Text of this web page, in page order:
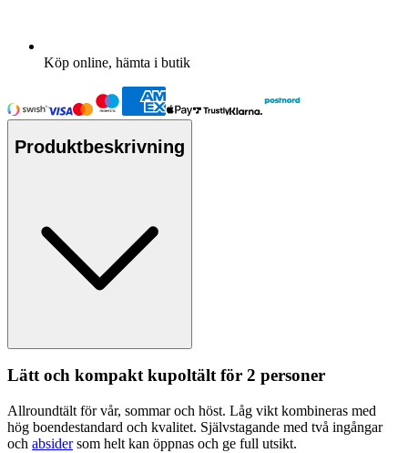
Köp online, hämta i butik
Produktbeskrivning
Lätt och kompakt kupoltält för 2 personer
Allroundtält för vår, sommar och höst. Låg vikt kombineras med
hög boendestandard och kvalitet. Självstagande med två ingångar
och absidersom helt kan öppnas och ge full utsikt.